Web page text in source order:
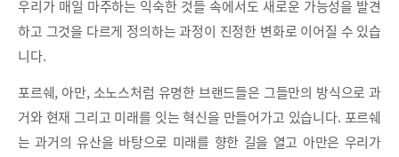
우리가 매일 마주하는 익숙한 것들 속에서도 새로운 가능성을 발견
하고 그것을 다르게 정의하는 과정이 진정한 변화로 이어질 수 있습
니다.
포르쉐, 아만, 소노스처럼 유명한 브랜드들은 그들만의 방식으로 과
거와 현재 그리고 미래를 잇는 혁신을 만들어가고 있습니다. 포르쉐
는 과거의 유산을 바탕으로 미래를 향한 길을 열고 아만은 우리가